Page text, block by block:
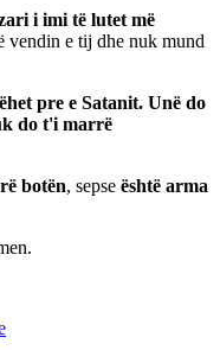
i imi të lutet më
vendin e tij dhe nuk mund
pre e Satanit. Unë do
do t'i marrë
botën, sepse është arma